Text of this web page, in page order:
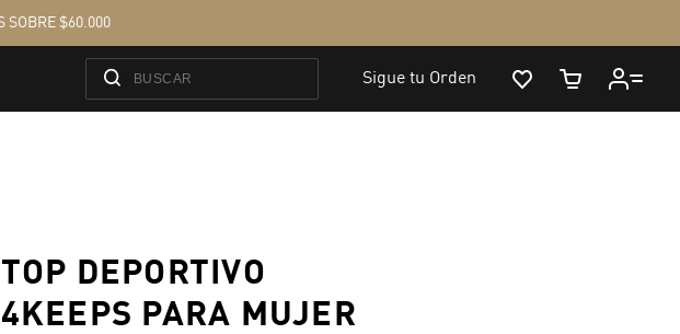
TOP DEPORTIVO
4KEEPS PARA MUJER